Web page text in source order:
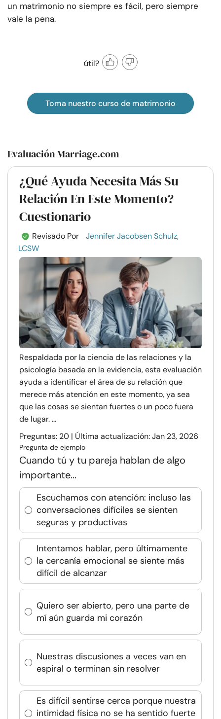
un matrimonio no siempre es fácil, pero siempre
vale la pena.
útil?
Toma nuestro curso de matrimonio
Evaluación Marriage.com
¿Qué Ayuda Necesita Más Su
Relación En Este Momento?
Cuestionario
Revisado Por
Jennifer Jacobsen Schulz,
LCSW
Respaldada por la ciencia de las relaciones y la
psicología basada en la evidencia, esta evaluación
ayuda a identificar el área de su relación que
merece más atención en este momento, ya sea
que las cosas se sientan fuertes o un poco fuera
de lugar. ...
Preguntas: 20 | Última actualización: Jan 23, 2026
Pregunta de ejemplo
Cuando tú y tu pareja hablan de algo
importante...
Escuchamos con atención: incluso las
conversaciones difíciles se sienten
seguras y productivas
Intentamos hablar, pero últimamente
la cercanía emocional se siente más
difícil de alcanzar
Quiero ser abierto, pero una parte de
mí aún guarda mi corazón
Nuestras discusiones a veces van en
espiral o terminan sin resolver
Es difícil sentirse cerca porque nuestra
intimidad física no se ha sentido fuerte